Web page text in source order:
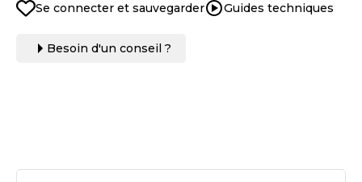
Se connecter et sauvegarder Guides techniques
Besoin d'un conseil ?